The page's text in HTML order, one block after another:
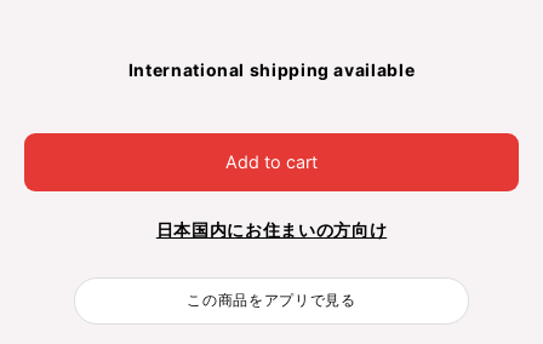
International shipping available
Add to cart
日本国内にお住まいの方向け
この商品をアプリで見る